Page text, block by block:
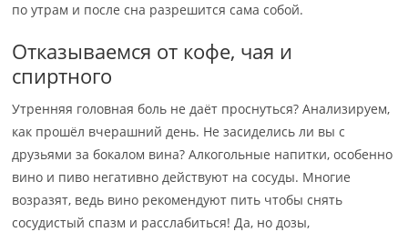
по утрам и после сна разрешится сама собой.
Отказываемся от кофе, чая и
спиртного
Утренняя головная боль не даёт проснуться? Анализируем,
как прошёл вчерашний день. Не засиделись ли вы с
друзьями за бокалом вина? Алкогольные напитки, особенно
вино и пиво негативно действуют на сосуды. Многие
возразят, ведь вино рекомендуют пить чтобы снять
сосудистый спазм и расслабиться! Да, но дозы,